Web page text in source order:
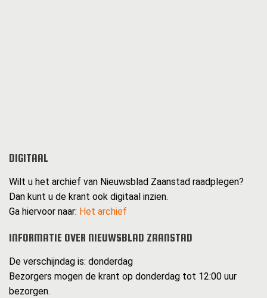
DIGITAAL
Wilt u het archief van Nieuwsblad Zaanstad raadplegen?
Dan kunt u de krant ook digitaal inzien.
Ga hiervoor naar: Het archief
INFORMATIE OVER NIEUWSBLAD ZAANSTAD
De verschijndag is: donderdag
Bezorgers mogen de krant op donderdag tot 12:00 uur
bezorgen.